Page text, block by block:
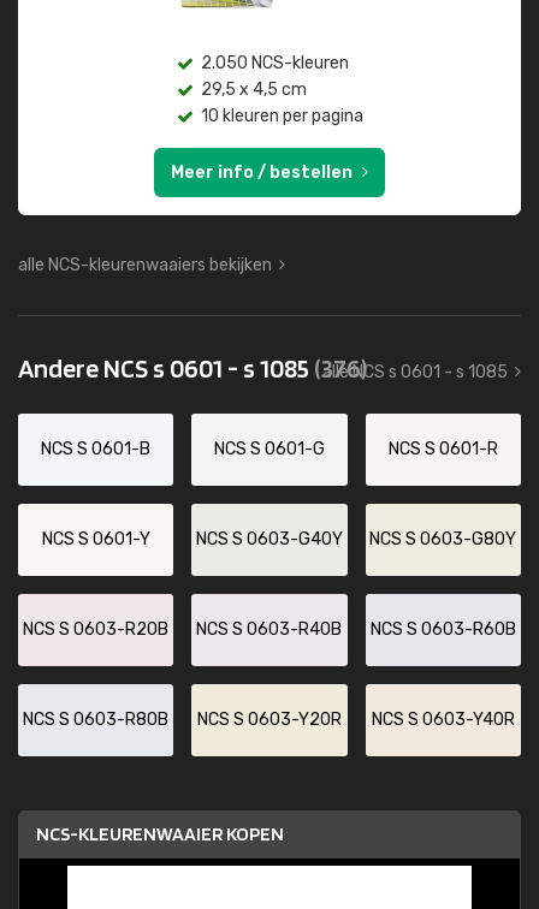
2.050 NCS-kleuren
29,5 x 4,5 cm
10 kleuren per pagina
Meer info / bestellen
alle NCS-kleurenwaaiers bekijken
Andere NCS s 0601 - s 1085 (376)
alle NCS s 0601 - s 1085
NCS S 0601-B NCS S 0601-G NCS S 0601-R
NCS S 0601-Y NCS S 0603-G40Y NCS S 0603-G80Y
NCS S 0603-R20B NCS S 0603-R40B NCS S 0603-R60B
NCS S 0603-R80B NCS S 0603-Y20R NCS S 0603-Y40R
NCS-KLEURENWAAIER KOPEN